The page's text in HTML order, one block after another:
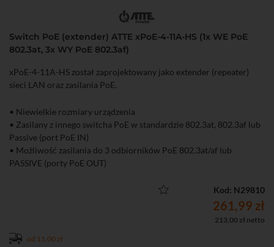
Switch PoE (extender) ATTE xPoE-4-11A-HS (1x WE PoE
802.3at, 3x WY PoE 802.3af)
xPoE-4-11A-HS został zaprojektowany jako extender (repeater)
sieci LAN oraz zasilania PoE.
• Niewielkie rozmiary urządzenia
• Zasilany z innego switcha PoE w standardzie 802.3at, 802.3af lub
Passive (port PoE IN)
• Możliwość zasilania do 3 odbiorników PoE 802.3at/af lub
PASSIVE (porty PoE OUT)
• Wzmacnia i rozdziela sygnał sieciowy (w pełni funkcjonalny
• Możliwość zasilania kaskadowego (jeden xPoE zasila kolejne)
Kod: N29810
261,99 zł
213,00 zł netto
od 11,00 zł